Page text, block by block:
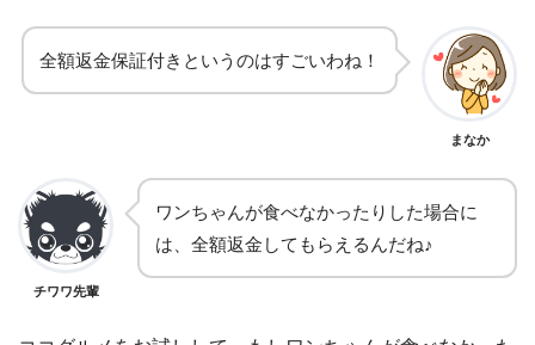
全額返金保証付きというのはすごいわね！
まなか
チワワ先輩
ワンちゃんが食べなかったりした場合に
は、全額返金してもらえるんだね♪